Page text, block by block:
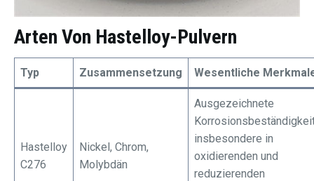
Arten Von Hastelloy-Pulvern
Typ Zusammensetzung Wesentliche
Hastelloy
C276
Nickel, Chrom,
Molybdän
Ausgezeichnete
insbesondere in
oxidierenden und
reduzierenden